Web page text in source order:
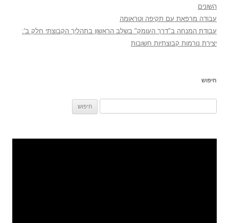
השונים
עבודה מרפאת עם תקיפה וטראומה
עבודת המנחה ב"דרך העומק" בשלב הראשון בתהליך הקבוצתי חלק ב':
יצירת נורמות קבוצתיות חשובות
חיפוש